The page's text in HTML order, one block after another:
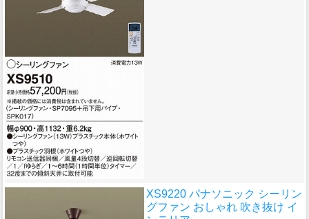
XS9220 パナソニック シーリン
グファン おしゃれ 吹き抜け イ